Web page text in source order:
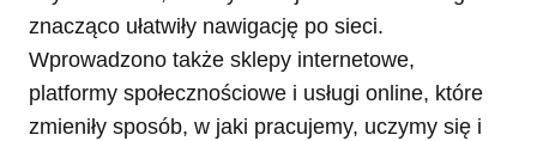
znacząco ułatwiły nawigację po sieci.
Wprowadzono także sklepy internetowe,
platformy społecznościowe i usługi online, które
zmieniły sposób, w jaki pracujemy, uczymy się i